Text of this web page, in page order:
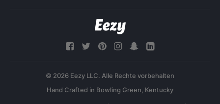
© 2026 Eezy LLC. Alle Rechte vorbehalten